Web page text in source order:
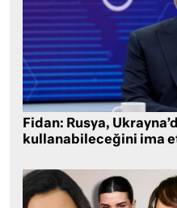
Fidan: Rusya,
kullanabileceğini ima